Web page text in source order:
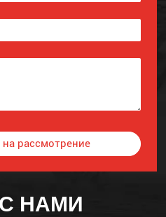
НАМИ
рассмотрение